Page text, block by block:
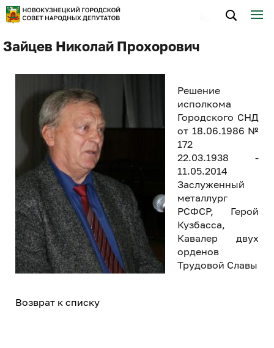
Зайцев Николай Прохорович
Решение
исполкома
Городского СНД
от 18.06.1986 №
172
22.03.1938 -
11.05.2014
Заслуженный
металлург
РСФСР, Герой
Кузбасса,
Кавалер двух
орденов
Трудовой Славы
Возврат к списку